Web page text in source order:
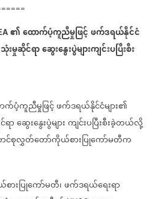
၏ထောက်ပံ့ကူညီမှုဖြင့်ဖက်ဒရယ်နိုင်ငံ
းမှုဆိုင်ရာဆွေးနွေးပွဲများကျင်းပပြီးစီး
က်ပံ့ကူညီမှုဖြင့်ဖက်ဒရယ်နိုင်ငံများ၏
ာဆွေးနွေးပွဲများကျင်းပပြီးစီးခဲ့တယ်လို့
ာင်စုလွှတ်တော်ကိုယ်စားပြုကော်မတီက
းပြုကော်မတီ၊ဖက်ဒရယ်ရေးရာ